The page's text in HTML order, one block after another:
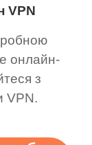
VPN
онлайн-
з
VPN.